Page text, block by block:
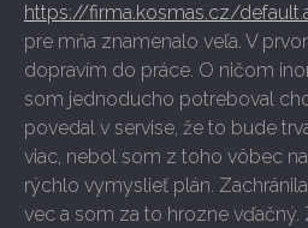
https://firma.kosmas.cz/
pre mňa znamenalo veľa. V
dopravím do práce. O ničom
som jednoducho potreboval
povedal v servise, že to bude
viac, nebol som z toho vôbec
rýchlo vymyslieť plán.
vec a som za to hrozne vďačný.